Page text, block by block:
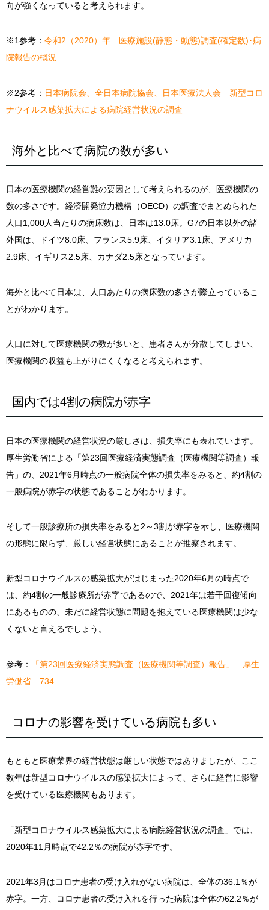
向が強くなっていると考えられます。
※1参考： 令和2（2020）年 医療施設(静態・動態)調査(確定数)･病
院報告の概況
※2参考： 日本病院会、全日本病院協会、日本医療法人会 新型コロ
ナウイルス感染拡大による病院経営状況の調査
海外と比べて病院の数が多い
日本の医療機関の経営難の要因として考えられるのが、医療機関の
数の多さです。経済開発協力機構（OECD）の調査でまとめられた
人口1,000人当たりの病床数は、日本は13.0床。G7の日本以外の諸
外国は、ドイツ8.0床、フランス5.9床、イタリア3.1床、アメリカ
2.9床、イギリス2.5床、カナダ2.5床となっています。
海外と比べて日本は、人口あたりの病床数の多さが際立っているこ
とがわかります。
人口に対して医療機関の数が多いと、患者さんが分散してしまい、
医療機関の収益も上がりにくくなると考えられます。
国内では4割の病院が赤字
日本の医療機関の経営状況の厳しさは、損失率にも表れています。
厚生労働省による「第23回医療経済実態調査（医療機関等調査）報
告」の、2021年6月時点の一般病院全体の損失率をみると、約4割の
一般病院が赤字の状態であることがわかります。
そして一般診療所の損失率をみると2～3割が赤字を示し、医療機関
の形態に限らず、厳しい経営状態にあることが推察されます。
新型コロナウイルスの感染拡大がはじまった2020年6月の時点で
は、約4割の一般診療所が赤字であるので、2021年は若干回復傾向
にあるものの、未だに経営状態に問題を抱えている医療機関は少な
くないと言えるでしょう。
参考：
「第23回医療経済実態調査（医療機関等調査）報告」 厚生
労働省 734
コロナの影響を受けている病院も多い
もともと医療業界の経営状態は厳しい状態ではありましたが、ここ
数年は新型コロナウイルスの感染拡大によって、さらに経営に影響
を受けている医療機関もあります。
「新型コロナウイルス感染拡大による病院経営状況の調査」では、
2020年11月時点で42.2％の病院が赤字です。
2021年3月はコロナ患者の受け入れがない病院は、全体の36.1％が
赤字。一方、コロナ患者の受け入れを行った病院は全体の62.2％が